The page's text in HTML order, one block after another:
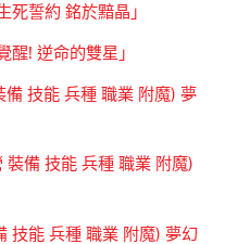
死誓約 銘於黯晶」
醒! 逆命的雙星」
技能 兵種 職業 附魔) 夢
裝備 技能 兵種 職業 附魔)
技能 兵種 職業 附魔) 夢幻